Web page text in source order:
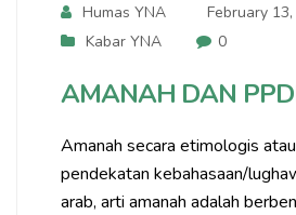
Humas YNA
February
Kabar YNA
0
AMANAH DAN
Amanah secara etimologis
pendekatan kebahasaan/
arab, arti amanah adalah